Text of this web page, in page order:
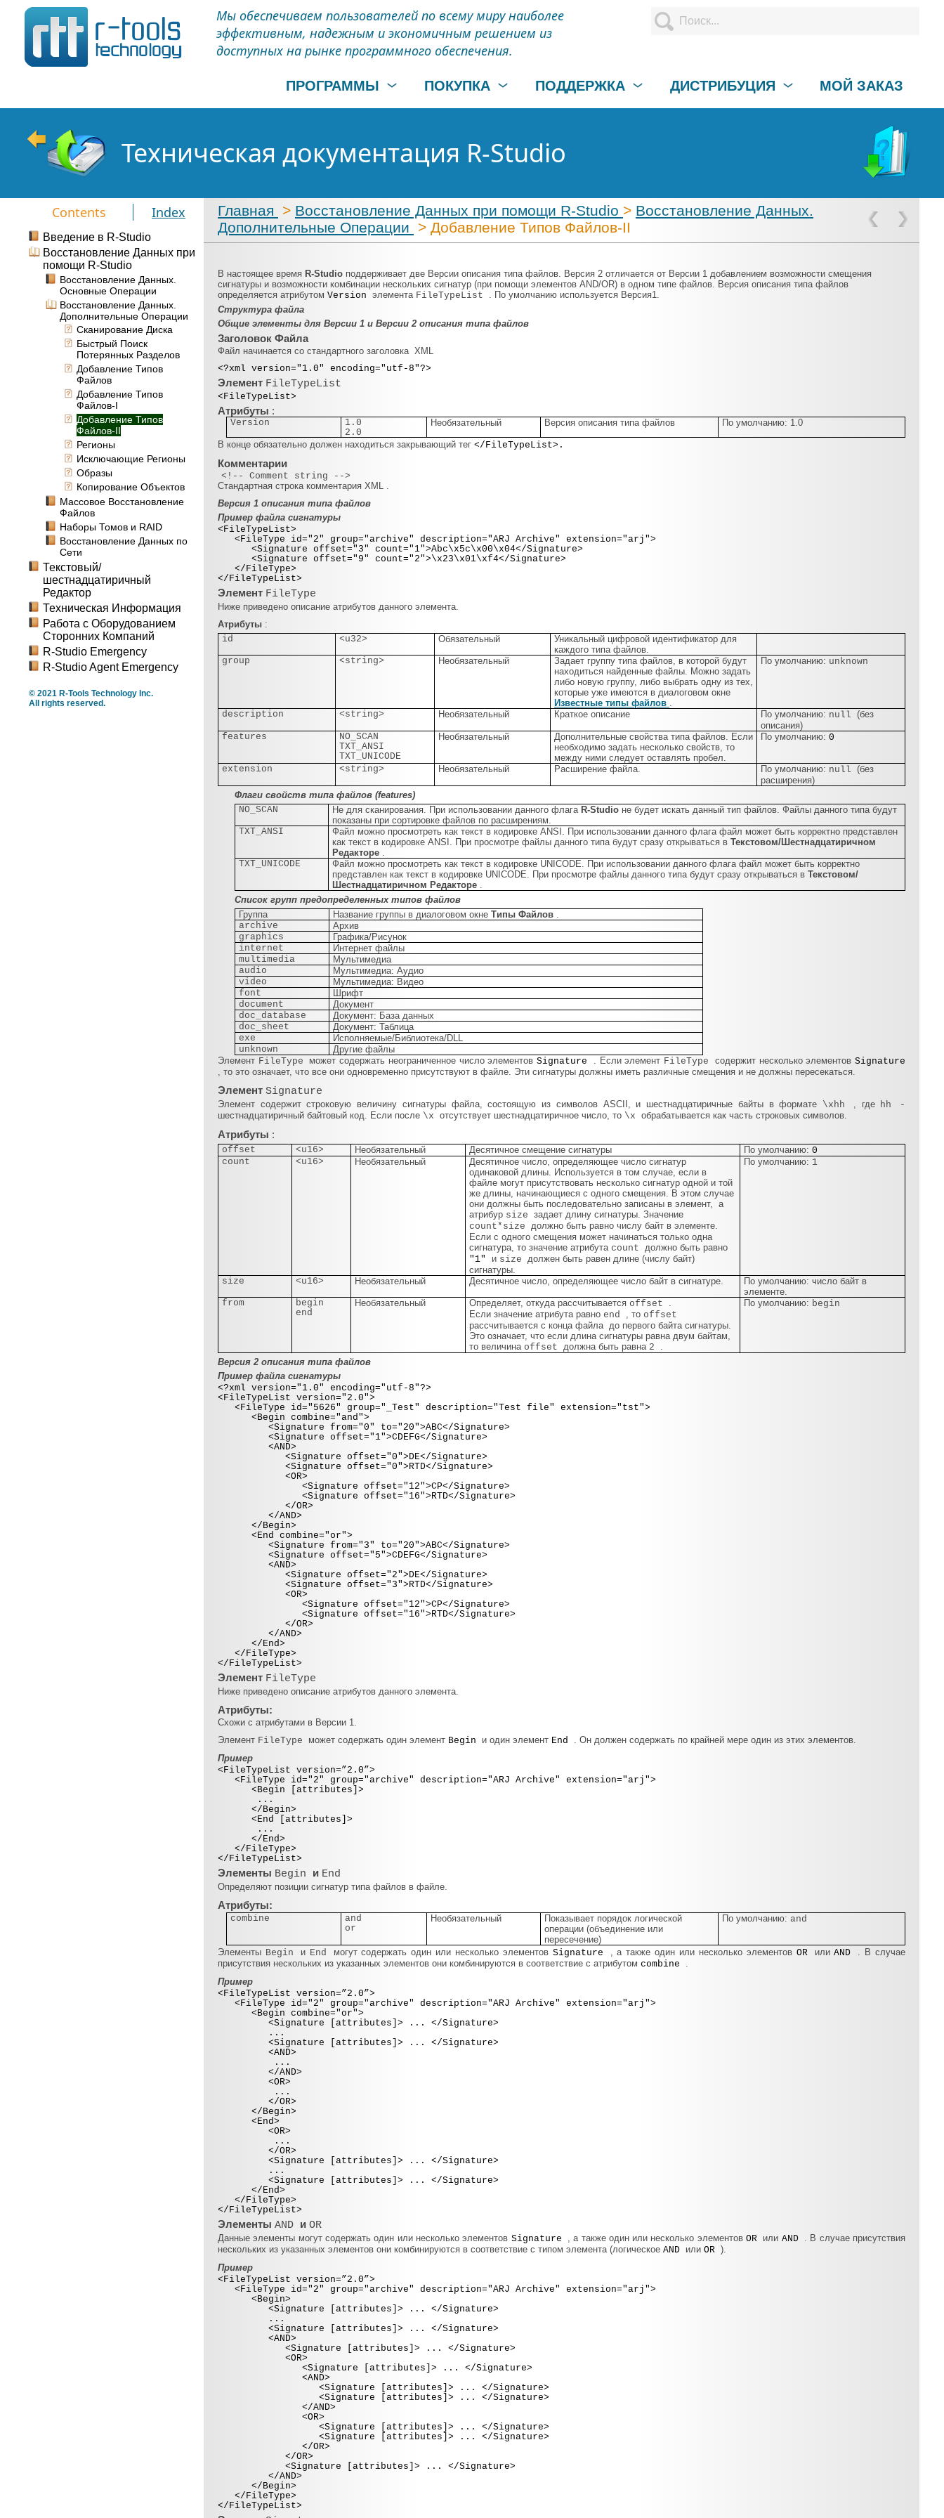
Мы обеспечиваем пользователей по всему миру наиболее
эффективным, надежным и экономичным решением из
доступных на рынке программного обеспечения.
ПРОГРАММЫ ПОКУПКА ПОДДЕРЖКА ДИСТРИБУЦИЯ МОЙ ЗАКАЗ
Техническая документация R-Studio
Contents Index
Введение в R-Studio
Восстановление Данных при
помощи R-Studio
Восстановление Данных.
Основные Операции
Восстановление Данных.
Дополнительные Операции
Сканирование Диска
Быстрый Поиск
Потерянных Разделов
Добавление Типов
Файлов
Добавление Типов
Файлов-I
Добавление Типов
Файлов-II
Регионы
Исключающие Регионы
Образы
Копирование Объектов
Массовое Восстановление
Файлов
Наборы Томов и RAID
Восстановление Данных по
Сети
Текстовый/
шестнадцатиричный
Редактор
Техническая Информация
Работа с Оборудованием
Сторонних Компаний
R-Studio Emergency
R-Studio Agent Emergency
© 2021 R-Tools Technology Inc.
All rights reserved.
Главная > Восстановление Данных при помощи R-Studio > Восстановление Данных.
Дополнительные Операции
> Добавление Типов Файлов-II
В настоящее время R-Studio поддерживает две Версии описания типа файлов. Версия 2 отличается от Версии 1 добавлением возможности смещения
сигнатуры и возможности комбинации нескольких сигнатур (при помощи элементов AND/OR) в одном типе файлов. Версия описания типа файлов
определяется атрибутом Version элемента FileTypeList . По умолчанию используется Версия1.
Структура файла
Общие элементы для Версии 1 и Версии 2 описания типа файлов
Заголовок Файла
Файл начинается со стандартного заголовка XML
<?xml version="1.0" encoding="utf-8"?>
Элемент FileTypeList
<FileTypeList>
Атрибуты :
Version
1.0
2.0
Необязательный Версия описания типа файлов По умолчанию: 1.0
В конце обязательно должен находиться закрывающий тег </FileTypeList>.
Комментарии
<!-- Comment string -->
Стандартная строка комментария XML .
Версия 1 описания типа файлов
Пример файла сигнатуры
<FileTypeList>
<FileType id="2" group="archive" description="ARJ Archive" extension="arj">
<Signature offset="3" count="1">Abc\x5c\x00\x04</Signature>
<Signature offset="9" count="2">\x23\x01\xf4</Signature>
</FileType>
</FileTypeList>
Элемент FileType
Ниже приведено описание атрибутов данного элемента.
Атрибуты :
id
<u32> Обязательный
Уникальный цифровой идентификатор для
каждого типа файлов.
group
<string> Необязательный
Задает группу типа файлов, в которой будут
находиться найденные файлы. Можно задать
либо новую группу, либо выбрать одну из тех,
которые уже имеются в диалоговом окне
Известные типы файлов .
По умолчанию: unknown
description <string> Необязательный Краткое описание По умолчанию: null (без
описания)
features
NO_SCAN
TXT_ANSI
TXT_UNICODE
Необязательный
Дополнительные свойства типа файлов. Если
необходимо задать несколько свойств, то
между ними следует оставлять пробел.
По умолчанию: 0
extension <string> Необязательный Расширение файла. По умолчанию: null (без
расширения)
Флаги свойств типа файлов (features)
NO_SCAN
Не для сканирования. При использовании данного флага R-Studio не будет искать данный тип файлов. Файлы данного типа будут
показаны при сортировке файлов по расширениям.
TXT_ANSI
Файл можно просмотреть как текст в кодировке ANSI. При использовании данного флага файл может быть корректно представлен
как текст в кодировке ANSI. При просмотре файлы данного типа будут сразу открываться в Текстовом/Шестнадцатиричном
Редакторе .
TXT_UNICODE
Файл можно просмотреть как текст в кодировке UNICODE. При использовании данного флага файл может быть корректно
представлен как текст в кодировке UNICODE. При просмотре файлы данного типа будут сразу открываться в Текстовом/
Шестнадцатиричном Редакторе .
Список групп предопределенных типов файлов
Группа
Название группы в диалоговом окне Типы Файлов .
archive
Архив
graphics
Графика/Рисунок
internet
Интернет файлы
multimedia
Мультимедиа
audio
Мультимедиа: Аудио
video
Мультимедиа: Видео
font
Шрифт
document
Документ
doc_database
Документ: База данных
doc_sheet
Документ: Таблица
exe
Исполняемые/Библиотека/DLL
unknown
Другие файлы
Элемент FileType может содержать неограниченное число элементовSignature . Если элемент FileType содержит несколько элементовSignature
, то это означает, что все они одновременно присутствуют в файле. Эти сигнатуры должны иметь различные смещения и не должны пересекаться.
Элемент Signature
Элемент содержит строковую величину сигнатуры файла, состоящую из символов ASCII, и шестнадцатиричные байты в формате \xhh , где hh -
шестнадцатиричный байтовый код. Если после \x отсутствует шестнадцатиричное число, то \x обрабатывается как часть строковых символов.
Атрибуты :
offset <u16> Необязательный Десятичное смещение сигнатуры По умолчанию: 0
count
<u16> Необязательный
Десятичное число, определяющее число сигнатур
одинаковой длины. Используется в том случае, если в
файле могут присутствовать несколько сигнатур одной и той
же длины, начинающиеся с одного смещения. В этом случае
они должны быть последовательно записаны в элемент, а
атрибур size задает длину сигнатуры. Значение
count*size должно быть равно числу байт в элементе.
Если с одного смещения может начинаться только одна
сигнатура, то значение атрибута count должно быть равно
"1" и size должен быть равен длине (числу байт)
сигнатуры.
По умолчанию: 1
size <u16> Необязательный Десятичное число, определяющее число байт в сигнатуре.
По умолчанию: число байт в
элементе.
from
begin
end
Необязательный Определяет, откуда рассчитывается offset .
Если значение атрибута равно end , то offset
рассчитывается с конца файла до первого байта сигнатуры.
Это означает, что если длина сигнатуры равна двум байтам,
то величина offset должна быть равна 2 .
По умолчанию: begin
Версия 2 описания типа файлов
Пример файла сигнатуры
<?xml version="1.0" encoding="utf-8"?>
<FileTypeList version="2.0">
<FileType id="5626" group="_Test" description="Test file" extension="tst">
<Begin combine="and">
<Signature from="0" to="20">ABC</Signature>
<Signature offset="1">CDEFG</Signature>
<AND>
<Signature offset="0">DE</Signature>
<Signature offset="0">RTD</Signature>
<OR>
<Signature offset="12">CP</Signature>
<Signature offset="16">RTD</Signature>
</OR>
</AND>
</Begin>
<End combine="or">
<Signature from="3" to="20">ABC</Signature>
<Signature offset="5">CDEFG</Signature>
<AND>
<Signature offset="2">DE</Signature>
<Signature offset="3">RTD</Signature>
<OR>
<Signature offset="12">CP</Signature>
<Signature offset="16">RTD</Signature>
</OR>
</AND>
</End>
</FileType>
</FileTypeList>
Элемент FileType
Ниже приведено описание атрибутов данного элемента.
Атрибуты:
Схожи с атрибутами в Версии 1.
Элемент FileType может содержать один элемент Begin и один элемент End . Он должен содержать по крайней мере один из этих элементов.
Пример
<FileTypeList version=”2.0”>
<FileType id="2" group="archive" description="ARJ Archive" extension="arj">
<Begin [attributes]>
...
</Begin>
<End [attributes]>
...
</End>
</FileType>
</FileTypeList>
Элементы Begin и End
Определяют позиции сигнатур типа файлов в файле.
Атрибуты:
combine
and
or
Необязательный
Показывает порядок логической
операции (объединение или
пересечение)
По умолчанию: and
Элементы Begin и End могут содержать один или несколько элементов Signature , а также один или несколько элементов OR илиAND . В случае
присутствия нескольких из указанных элементов они комбинируются в соответствие с атрибутом combine .
Пример
<FileTypeList version=”2.0”>
<FileType id="2" group="archive" description="ARJ Archive" extension="arj">
<Begin combine="or">
<Signature [attributes]> ... </Signature>
...
<Signature [attributes]> ... </Signature>
<AND>
...
</AND>
<OR>
...
</OR>
</Begin>
<End>
<OR>
...
</OR>
<Signature [attributes]> ... </Signature>
...
<Signature [attributes]> ... </Signature>
</End>
</FileType>
</FileTypeList>
Элементы AND и OR
Данные элементы могут содержать один или несколько элементов Signature , а также один или несколько элементовOR или AND . В случае присутствия
нескольких из указанных элементов они комбинируются в соответствие с типом элемента (логическое AND или OR ).
Пример
<FileTypeList version=”2.0”>
<FileType id="2" group="archive" description="ARJ Archive" extension="arj">
<Begin>
<Signature [attributes]> ... </Signature>
...
<Signature [attributes]> ... </Signature>
<AND>
<Signature [attributes]> ... </Signature>
<OR>
<Signature [attributes]> ... </Signature>
<AND>
<Signature [attributes]> ... </Signature>
<Signature [attributes]> ... </Signature>
</AND>
<OR>
<Signature [attributes]> ... </Signature>
<Signature [attributes]> ... </Signature>
</OR>
</OR>
<Signature [attributes]> ... </Signature>
</AND>
</Begin>
</FileType>
</FileTypeList>